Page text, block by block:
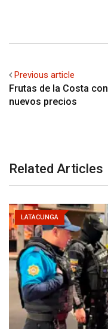
Previous article
Frutas de la Costa con
nuevos precios
Related Articles
LATACUNGA